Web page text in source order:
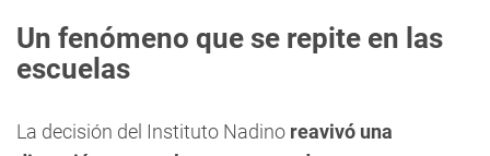
Un fenómeno que se repite en las
escuelas
La decisión del Instituto Nadino reavivó una